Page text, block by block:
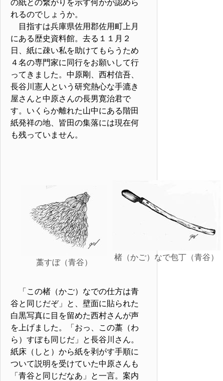
の紙との繋がりを示す何かが認めら
れるのでしょうか。
目指すは兵庫県佐用郡佐用町上月
にある歴史資料館。去る１１月２
日、紙に疎い私を助けてもらうため
４名の専門家に同行をお願いして行
ってきました。中原剛、西村信吾、
長谷川憲人という研究熱心な手漉き
屋さんと中原さんの長男寛治君で
す。いくらか離れた山中にある階田
紙発祥の地、皆田の集落には現在何
も残っていません。
藁すぼ（青谷）
楮（かご）なで包丁（青谷）
「この楮（かご）なでの仕方は青
谷と同じだぞ」と、壁面に貼られた
白黒写真に目を留めた西村さんが声
を上げました。「おっ、この藁（わ
ら）すぼも同じだ」と長谷川さん。
紙床（しと）から紙を剥がす手順に
ついて説明を受けていた中原さんも
「青谷と同じだなあ」と一言。案内